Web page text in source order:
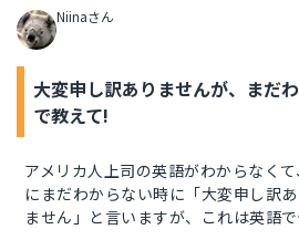
Niinaさん
大変申し訳ありませんが、まだ
で教えて!
アメリカ人上司の英語がわからなく
にまだわからない時に「大変申し訳
ません」と言いますが、これは英語